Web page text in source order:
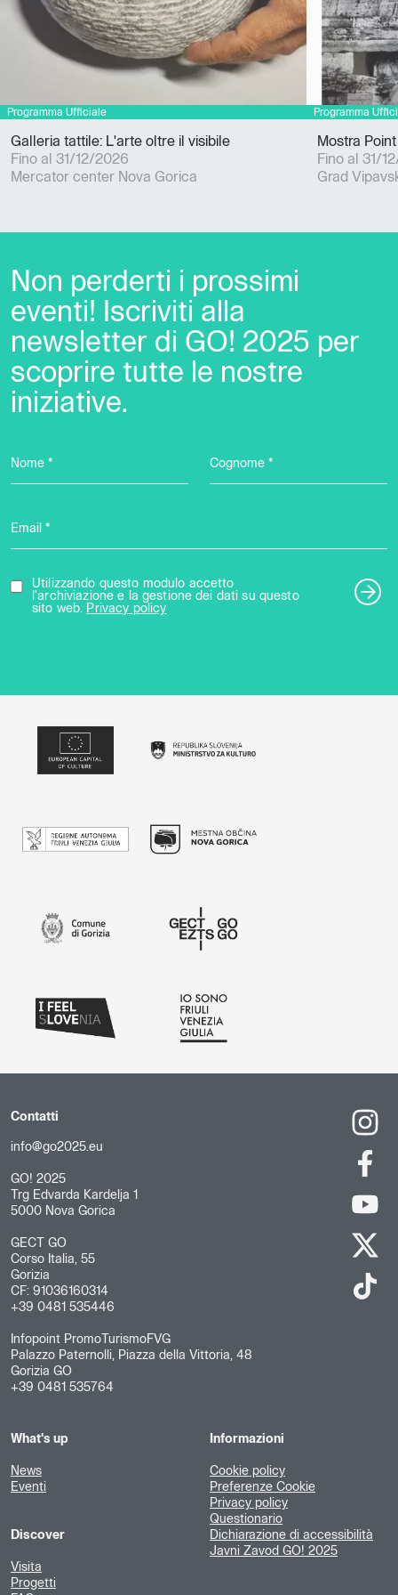
Galleria tattile: L'arte oltre il visibile
Fino al 31/12/2026
Mercator center Nova Gorica
Mostra
Fino al 31/
Grad
Non perderti i prossimi
eventi! Iscriviti alla
newsletter di GO! 2025 per
scoprire tutte le nostre
iniziative.
Nome * Cognome *
Email *
Utilizzando questo modulo accetto
l'archiviazione e la gestione dei dati su questo
sito web. Privacy policy
Contatti
info@go2025.eu
GO! 2025
Trg Edvarda Kardelja 1
5000 Nova Gorica
GECT GO
Corso Italia, 55
Gorizia
CF: 91036160314
+39 0481 535446
Infopoint PromoTurismoFVG
Palazzo Paternolli, Piazza della Vittoria, 48
Gorizia GO
+39 0481 535764
What's up
News
Eventi
Discover
Visita
Progetti
Informazioni
Cookie policy
Preferenze Cookie
Privacy policy
Questionario
Dichiarazione di accessibilità
Javni Zavod GO! 2025